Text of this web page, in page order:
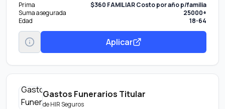
Prima
$360 FAMILIAR Costo por año p/familia
Suma asegurada
25000+
Edad
18-64
Aplicar
Gastos Funerarios Titular
deHIR Seguros